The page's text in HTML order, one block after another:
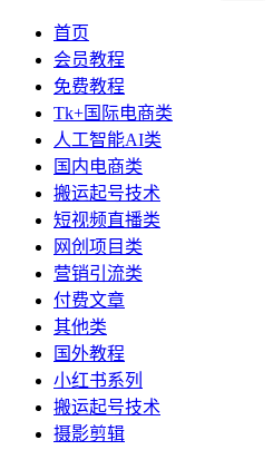
首页
会员教程
免费教程
Tk+国际电商类
人工智能AI类
国内电商类
搬运起号技术
短视频直播类
网创项目类
营销引流类
付费文章
其他类
国外教程
小红书系列
搬运起号技术
摄影剪辑